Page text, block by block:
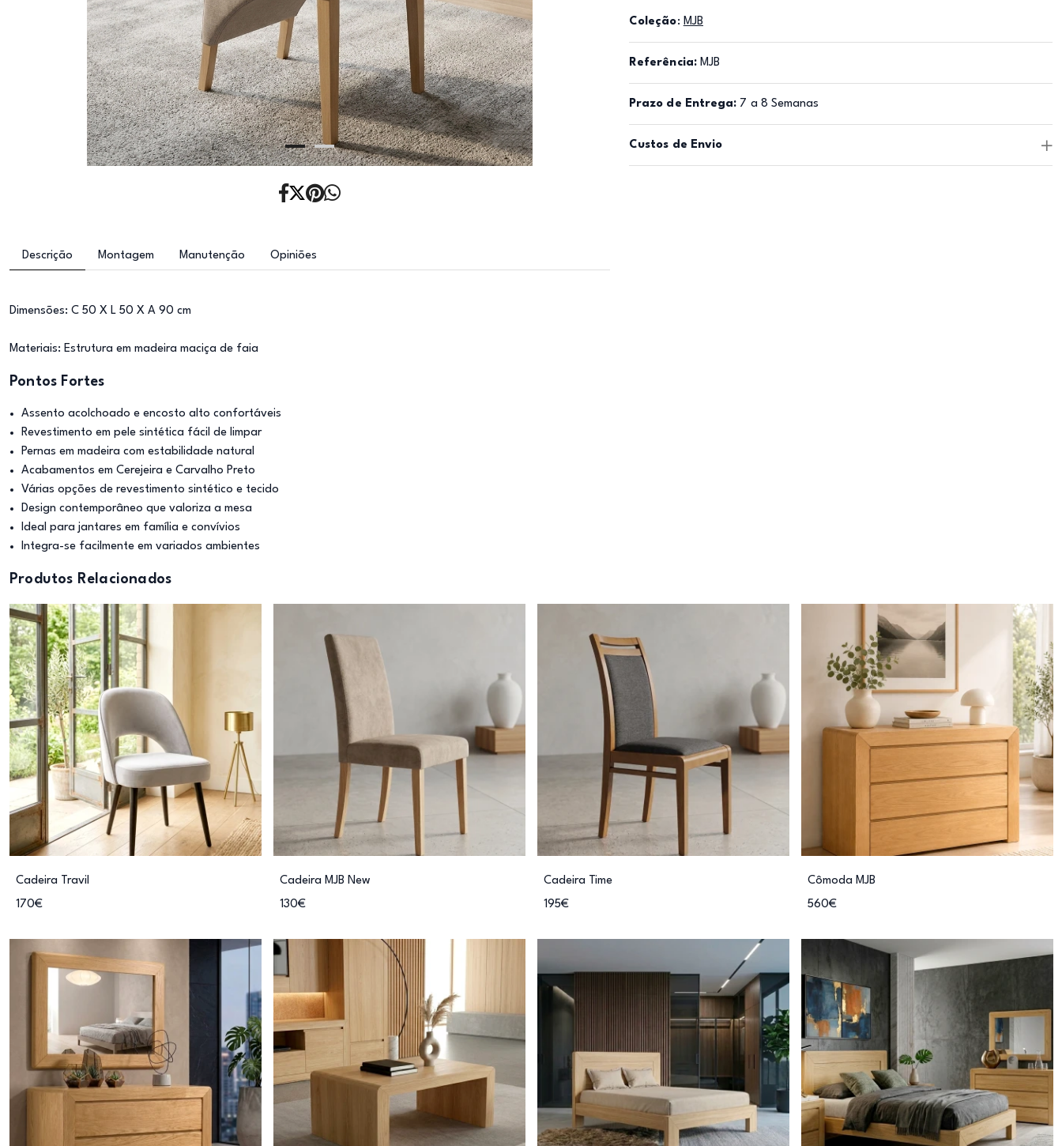
Coleção: MJB
Referência: MJB
Prazo de Entrega: 7 a 8 Semanas
Custos de Envio
Descrição Montagem Manutenção Opiniões
Dimensões: C 50 X L 50 X A 90 cm
Materiais: Estrutura em madeira maciça de faia
Pontos Fortes
Assento acolchoado e encosto alto confortáveis
Revestimento em pele sintética fácil de limpar
Pernas em madeira com estabilidade natural
Acabamentos em Cerejeira e Carvalho Preto
Várias opções de revestimento sintético e tecido
Design contemporâneo que valoriza a mesa
Ideal para jantares em família e convívios
Integra-se facilmente em variados ambientes
Produtos Relacionados
Cadeira Travil
170€
Cadeira MJB New
130€
Cadeira Time
195€
Cômoda MJB
560€